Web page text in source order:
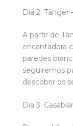
Dia 2: Tânger
A partir de
encantadora
paredes
seguiremos
descobrir os
Dia 3: